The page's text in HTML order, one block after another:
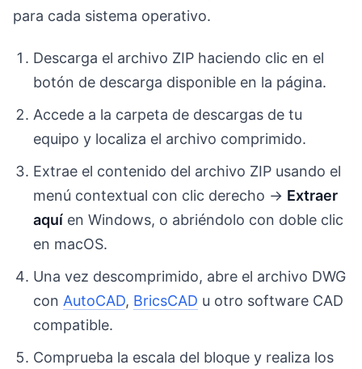
para cada sistema operativo.
Descarga el archivo ZIP haciendo clic en el
botón de descarga disponible en la página.
Accede a la carpeta de descargas de tu
equipo y localiza el archivo comprimido.
Extrae el contenido del archivo ZIP usando el
menú contextual con clic derecho → Extraer
aquí en Windows, o abriéndolo con doble clic
en macOS.
Una vez descomprimido, abre el archivo DWG
con AutoCAD, BricsCAD u otro software CAD
compatible.
Comprueba la escala del bloque y realiza los